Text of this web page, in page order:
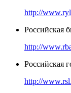
http://
Российская
http://
Российская
http://